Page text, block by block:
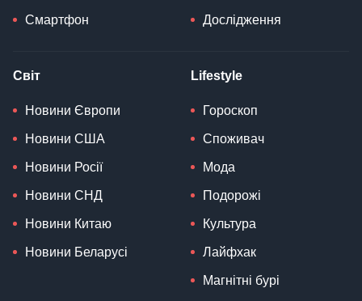
Смартфон Дослідження
Світ
Новини Європи
Новини США
Новини Росії
Новини СНД
Новини Китаю
Новини Беларусі
Lifestyle
Гороскоп
Споживач
Мода
Подорожі
Культура
Лайфхак
Магнітні бурі